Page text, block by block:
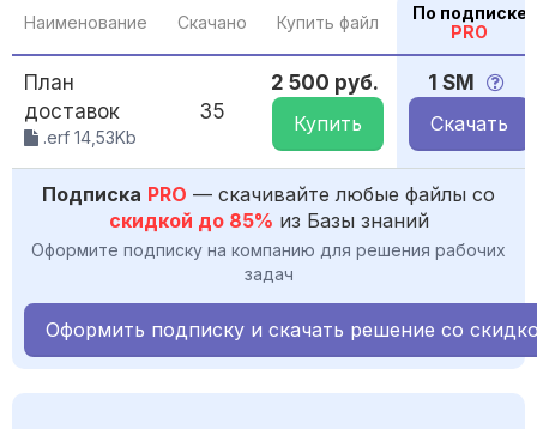
Наименование Скачано Купить файл
По подписке
PRO
План
доставок
.erf 14,53Kb
35
2 500 руб.
Купить
1 SM
Скачать
Подписка PRO — скачивайте любые файлы со
скидкой до 85% из Базы знаний
Оформите подписку на компанию для решения рабочих
задач
Оформить подписку и скачать решение со